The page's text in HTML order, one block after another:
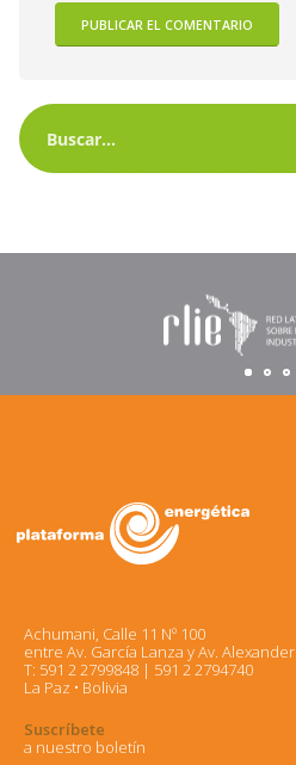
Achumani, Calle 11 Nº 100
entre Av. García Lanza y Av. Alexander
T: 591 2 2799848 | 591 2 2794740
La Paz • Bolivia
Suscríbete
a nuestro boletín